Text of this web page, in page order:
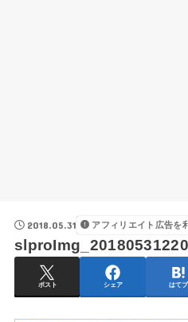
2018.05.31 アフィリエイト広告を
ポスト シェア はてブ